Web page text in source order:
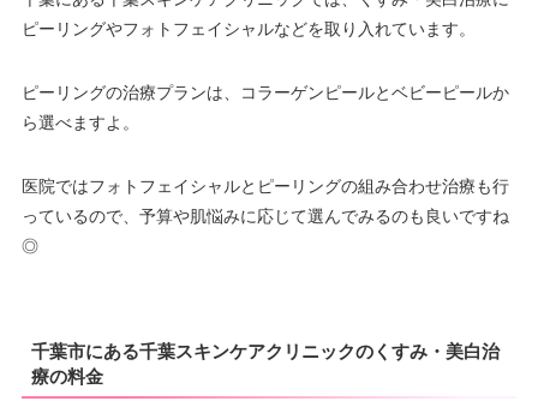
ピーリングやフォトフェイシャルなどを取り入れています。
ピーリングの治療プランは、コラーゲンピールとベビーピールか
ら選べますよ。
医院ではフォトフェイシャルとピーリングの組み合わせ治療も行
っているので、予算や肌悩みに応じて選んでみるのも良いですね
◎
千葉市にある千葉スキンケアクリニックのくすみ・美白治
療の料金